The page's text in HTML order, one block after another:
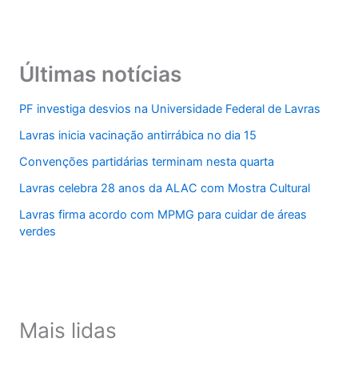
Últimas notícias
PF investiga desvios na Universidade Federal de Lavras
Lavras inicia vacinação antirrábica no dia 15
Convenções partidárias terminam nesta quarta
Lavras celebra 28 anos da ALAC com Mostra Cultural
Lavras firma acordo com MPMG para cuidar de áreas
verdes
Mais lidas